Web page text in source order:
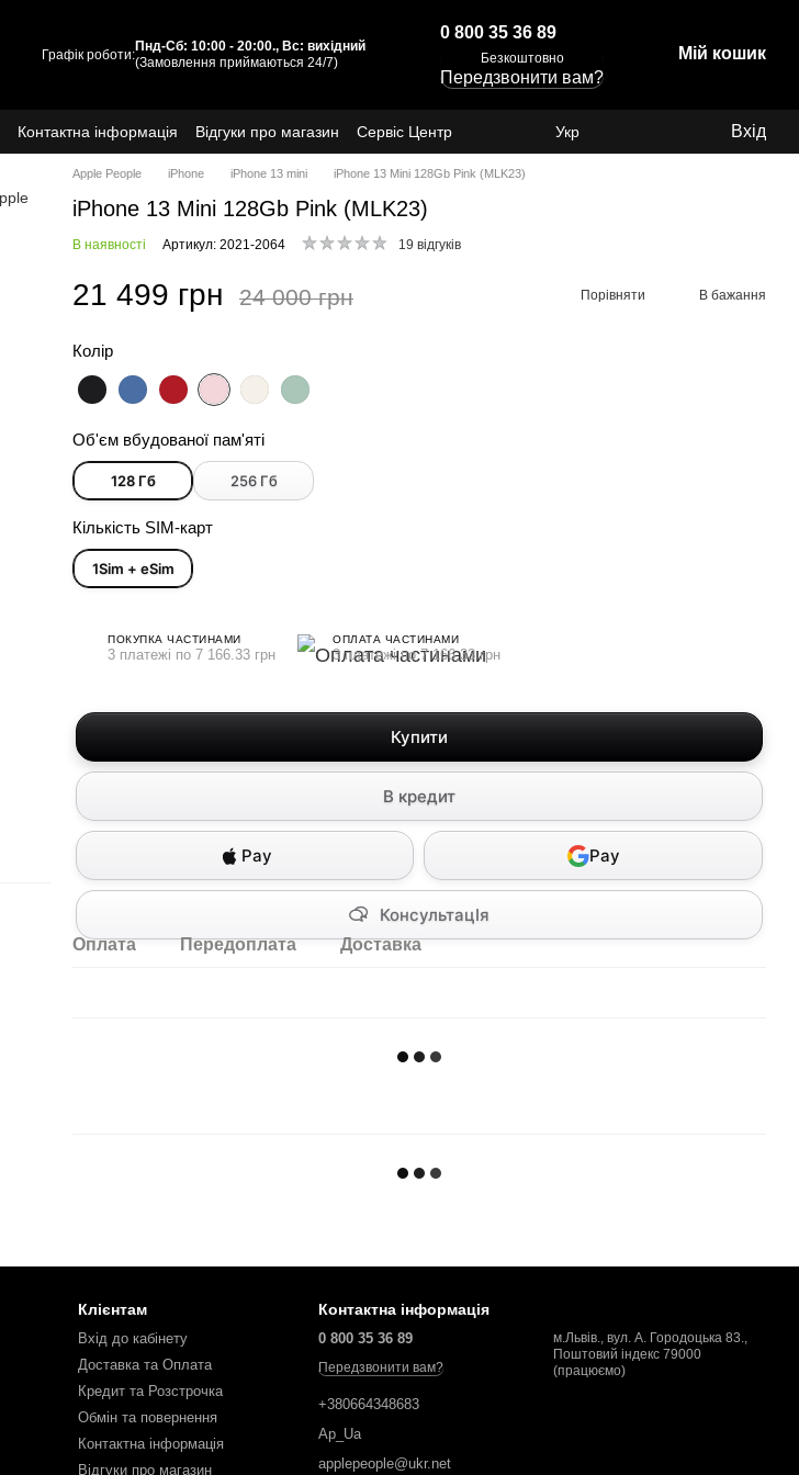
Графік роботи:
Пнд-Сб: 10:00 - 20:00., Вс: вихідний
(Замовлення приймаються 24/7)
0 800 35 36 89
Безкоштовно
Передзвонити вам?
Мій кошик
Контактна інформація Відгуки про магазин
Сервіс Центр
Укр Вхід
Apple People iPhone iPhone 13 mini iPhone 13 Mini 128Gb Pink (MLK23)
iPhone 13 Mini 128Gb Pink (MLK23)
В наявності Артикул: 2021-2064 19 відгуків
21 499 грн 24 000 грн Порівняти В бажання
Колір
Об'єм вбудованої пам'яті
128 Гб 256 Гб
Кількість SIM-карт
1Sim + eSim
ПОКУПКА ЧАСТИНАМИ
3 платежі по 7 166.33 грн
ОПЛАТА ЧАСТИНАМИ
3 платежі по 7 166.33 грн
Купити
В кредит
КонсультацІя
Pay Pay
Оплата Передоплата Доставка
Клієнтам
Вхід до кабінету
Доставка та Оплата
Кредит та Розстрочка
Обмін та повернення
Контактна інформація
Відгуки про магазин
Контактна інформація
0 800 35 36 89
Передзвонити вам?
+380664348683
Ap_Ua
applepeople@ukr.net
м.Львів., вул. А. Городоцька 83.,
Поштовий індекс 79000
(працюємо)